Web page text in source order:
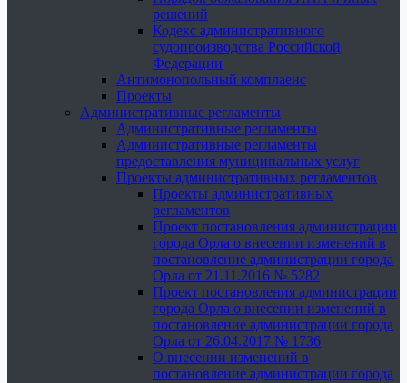
решений
Кодекс административного
судопроизводства Российской
Федерации
Антимонопольный комплаенс
Проекты
Административные регламенты
Административные регламенты
Административные регламенты
предоставления муниципальных услуг
Проекты административных регламентов
Проекты административных
регламентов
Проект постановления администрации
города Орла о внесении изменений в
постановление администрации города
Орла от 21.11.2016 № 5282
Проект постановления администрации
города Орла о внесении изменений в
постановление администрации города
Орла от 26.04.2017 № 1736
О внесении изменений в
постановление администрации города